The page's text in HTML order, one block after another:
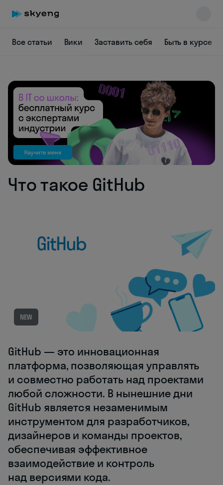
Все статьи Вики Заставить себя Быть в курсе
Что такое GitHub
NEW
GitHub — это инновационная
платформа, позволяющая управлять
и совместно работать над проектами
любой сложности. В нынешние дни
GitHub является незаменимым
инструментом для разработчиков,
дизайнеров и команды проектов,
обеспечивая эффективное
взаимодействие и контроль
над версиями кода.
Skyeng Chat
online